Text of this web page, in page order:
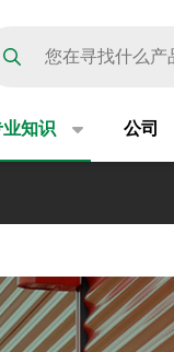
知识 公司